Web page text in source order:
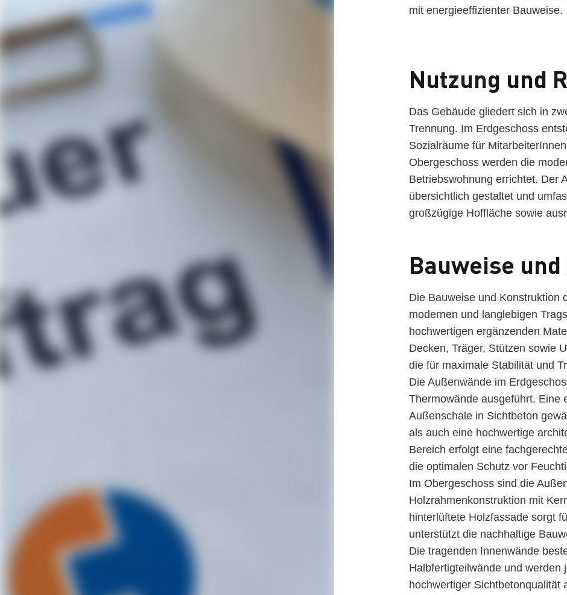
mit energieeffizienter Bauweise.
Nutzung und
Das Gebäude gliedert sich in
Trennung. Im Erdgeschoss
Sozialräume für
Obergeschoss werden die
Betriebswohnung errichtet. Der
übersichtlich gestaltet und
großzügige Hoffläche sowie
Bauweise
Die Bauweise und Konstruktion
modernen und langlebigen
hochwertigen ergänzenden
Decken, Träger, Stützen sowie
die für maximale Stabilität und
Die Außenwände im
Thermowände ausgeführt. Eine
Außenschale in Sichtbeton
als auch eine hochwertige
Bereich erfolgt eine
die optimalen Schutz vor
Im Obergeschoss sind die
Holzrahmenkonstruktion mit
hinterlüftete Holzfassade sorgt
unterstützt die nachhaltige
Die tragenden Innenwände
Halbfertigteilwände und werden
hochwertiger Sichtbetonqualität